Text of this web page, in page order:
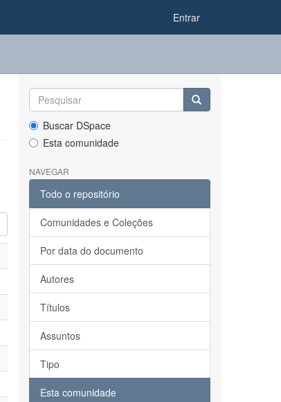
Entrar
Buscar DSpace
Esta comunidade
NAVEGAR
Todo o repositório
Comunidades e Coleções
Por data do documento
Autores
Títulos
Assuntos
Tipo
Esta comunidade